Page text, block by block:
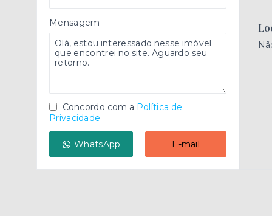
Mensagem
Concordo com a Política de
Privacidade
WhatsApp E-mail